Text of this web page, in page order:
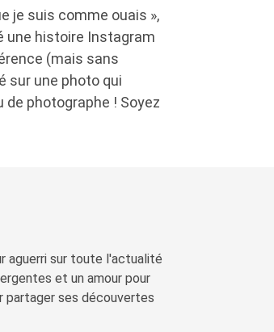
je suis comme ouais »,
une histoire Instagram
(mais sans
sur une photo qui
photographe ! Soyez
aguerri sur toute l'actualité
et un amour pour
partager ses découvertes